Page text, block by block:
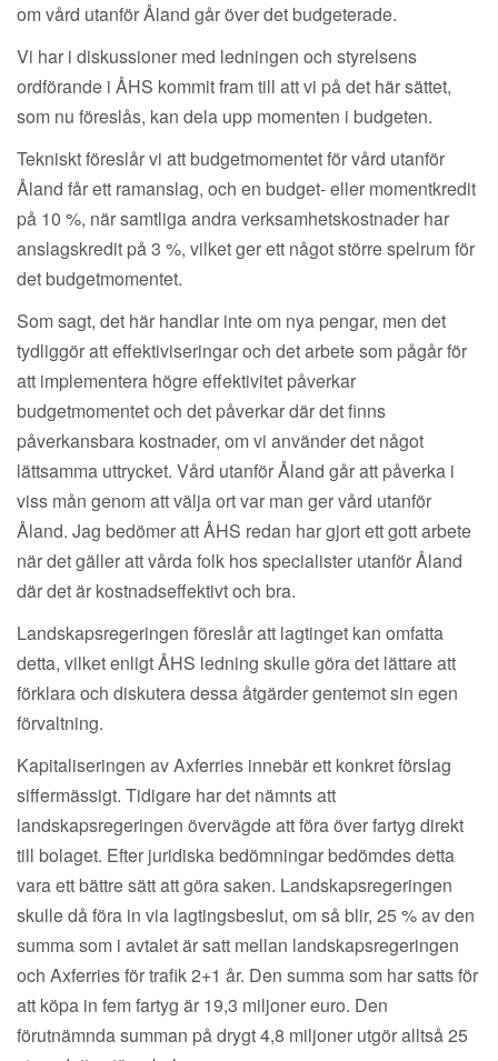
om vård utanför Åland går över det budgeterade.
Vi har i diskussioner med ledningen och styrelsens
ordförande i ÅHS kommit fram till att vi på det här sättet,
som nu föreslås, kan dela upp momenten i budgeten.
Tekniskt föreslår vi att budgetmomentet för vård utanför
Åland får ett ramanslag, och en budget- eller momentkredit
på 10 %, när samtliga andra verksamhetskostnader har
anslagskredit på 3 %, vilket ger ett något större spelrum för
det budgetmomentet.
Som sagt, det här handlar inte om nya pengar, men det
tydliggör att effektiviseringar och det arbete som pågår för
att implementera högre effektivitet påverkar
budgetmomentet och det påverkar där det finns
påverkansbara kostnader, om vi använder det något
lättsamma uttrycket. Vård utanför Åland går att påverka i
viss mån genom att välja ort var man ger vård utanför
Åland. Jag bedömer att ÅHS redan har gjort ett gott arbete
när det gäller att vårda folk hos specialister utanför Åland
där det är kostnadseffektivt och bra.
Landskapsregeringen föreslår att lagtinget kan omfatta
detta, vilket enligt ÅHS ledning skulle göra det lättare att
förklara och diskutera dessa åtgärder gentemot sin egen
förvaltning.
Kapitaliseringen av Axferries innebär ett konkret förslag
siffermässigt. Tidigare har det nämnts att
landskapsregeringen övervägde att föra över fartyg direkt
till bolaget. Efter juridiska bedömningar bedömdes detta
vara ett bättre sätt att göra saken. Landskapsregeringen
skulle då föra in via lagtingsbeslut, om så blir, 25 % av den
summa som i avtalet är satt mellan landskapsregeringen
och Axferries för trafik 2+1 år. Den summa som har satts för
att köpa in fem fartyg är 19,3 miljoner euro. Den
förutnämnda summan på drygt 4,8 miljoner utgör alltså 25